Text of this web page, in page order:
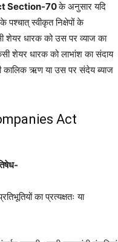
Section-70के अनुसार यदि
पश्चात् स्वीकृत निक्षेपों के
शेयर धारक को उस पर व्याज का
शेयर धारक को लाभांश का संदाय
कालिक ऋण या उस पर संदेय ब्याज
Act
का प्रत्यक्षतः या